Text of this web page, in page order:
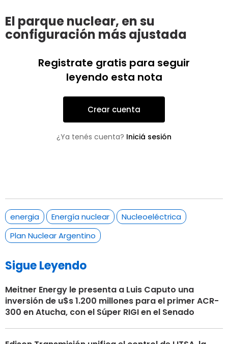
El parque nuclear, en su
configuración más ajustada
Registrate gratis para seguir
leyendo esta nota
Crear cuenta
¿Ya tenés cuenta? Iniciá sesión
energia Energía nuclear
Nucleoeléctrica
Plan Nuclear Argentino
Sigue Leyendo
Meitner Energy le presenta a Luis Caputo una
inversión de u$s 1.200 millones para el primer ACR-
300 en Atucha, con el Súper RIGI en el Senado